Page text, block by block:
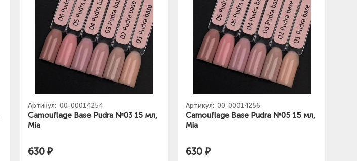
Артикул: 00-00014254
Camouflage Base Pudra №03 15 мл,
Mia
630 ₽
Артикул: 00-00014256
Camouflage Base Pudra №05 15 мл,
Mia
630 ₽